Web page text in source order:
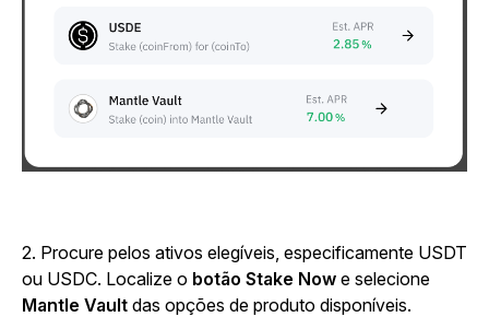
2. Procure pelos ativos elegíveis, especificamente USDT
ou USDC. Localize o botão Stake Now e selecione
Mantle Vault das opções de produto disponíveis.